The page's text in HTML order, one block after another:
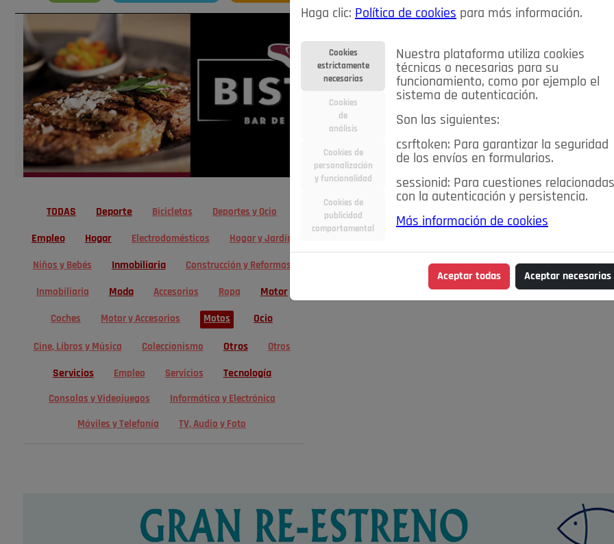
TODAS Deporte Bicicletas Deportes y Ocio
Empleo Hogar Electrodomésticos Hogar y Jardín
Niños y Bebés Inmobiliaria Construcción y Reformas
Inmobiliaria Moda Accesorios Ropa Motor
Coches Motor y Accesorios Motos Ocio
Cine, Libros y Música Coleccionismo Otros Otros
Servicios Empleo Servicios Tecnología
Consolas y Videojuegos Informática y Electrónica
Móviles y Telefonía TV, Audio y Foto
Haga clic: Política de cookies para más información.
Cookies
estrictamente
necesarias
Cookies
de
análisis
Cookies de
personalización
y funcionalidad
Cookies de
publicidad
comportamental
Nuestra plataforma utiliza cookies
técnicas o necesarias para su
funcionamiento, como por ejemplo el
sistema de autenticación.
Son las siguientes:
csrftoken: Para garantizar la seguridad
de los envíos en formularios.
sessionid: Para cuestiones relacionadas
con la autenticación y persistencia.
Más información de cookies
Aceptar todas Aceptar necesarias